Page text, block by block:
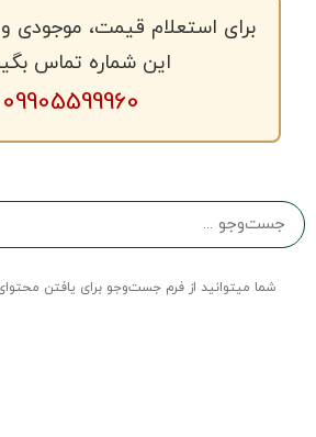
برای استعلام قیمت، موجودی
این شماره تماس
09905599960
شما میتوانید از فرم جست‌و‌جو برای یافتن